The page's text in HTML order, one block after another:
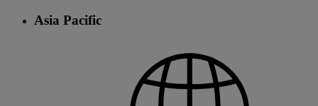
Asia Pacific